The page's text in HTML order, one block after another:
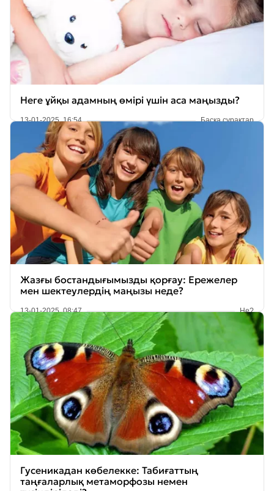
Неге ұйқы адамның өмірі үшін аса маңызды?
13-01-2025, 16:54 Басқа сұрақтар
Жазғы бостандығымызды қорғау: Ережелер
мен шектеулердің маңызы неде?
13-01-2025, 08:47 Не?
Гусеникадан көбелекке: Табиғаттың
таңғаларлық метаморфозы немен